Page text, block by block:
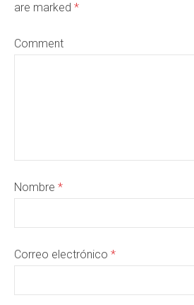
are marked *
Comment
Nombre *
Correo electrónico *